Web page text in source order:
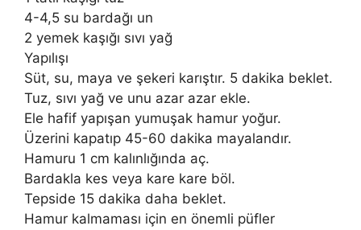
4-4,5 su bardağı un
2 yemek kaşığı sıvı yağ
Yapılışı
Süt, su, maya ve şekeri karıştır. 5 dakika beklet.
Tuz, sıvı yağ ve unu azar azar ekle.
Ele hafif yapışan yumuşak hamur yoğur.
Üzerini kapatıp 45-60 dakika mayalandır.
Hamuru 1 cm kalınlığında aç.
Bardakla kes veya kare kare böl.
Tepside 15 dakika daha beklet.
Hamur kalmaması için en önemli püfler